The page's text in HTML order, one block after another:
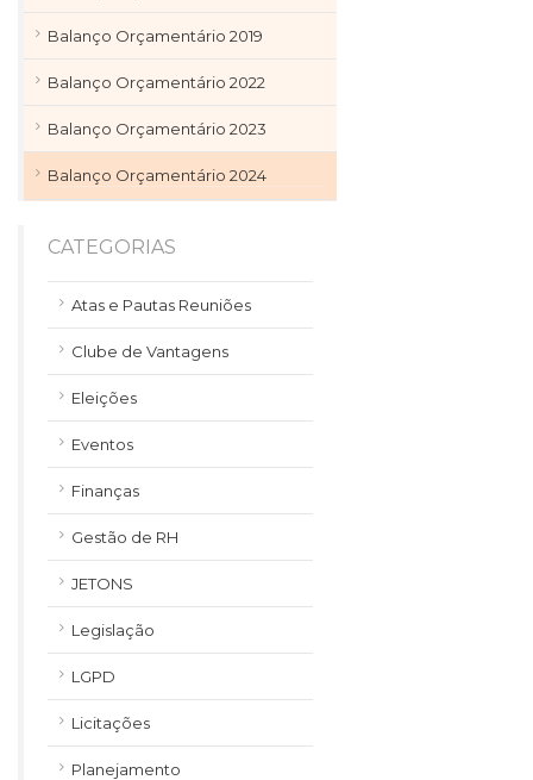
Balanço Orçamentário 2019
Balanço Orçamentário 2022
Balanço Orçamentário 2023
Balanço Orçamentário 2024
CATEGORIAS
Atas e Pautas Reuniões
Clube de Vantagens
Eleições
Eventos
Finanças
Gestão de RH
JETONS
Legislação
LGPD
Licitações
Planejamento